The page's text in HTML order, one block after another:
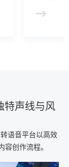
特声线与风
语音平台以高效
创作流程。